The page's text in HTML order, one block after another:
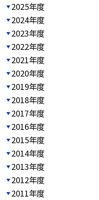
2025年度
2024年度
2023年度
2022年度
2021年度
2020年度
2019年度
2018年度
2017年度
2016年度
2015年度
2014年度
2013年度
2012年度
2011年度